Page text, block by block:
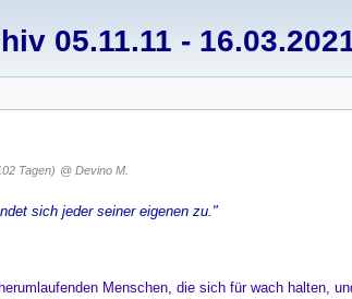
05.11.11 -
Tagen) @ Devino M.
sich jeder seiner eigenen zu."
Menschen, die sich für wach halten,